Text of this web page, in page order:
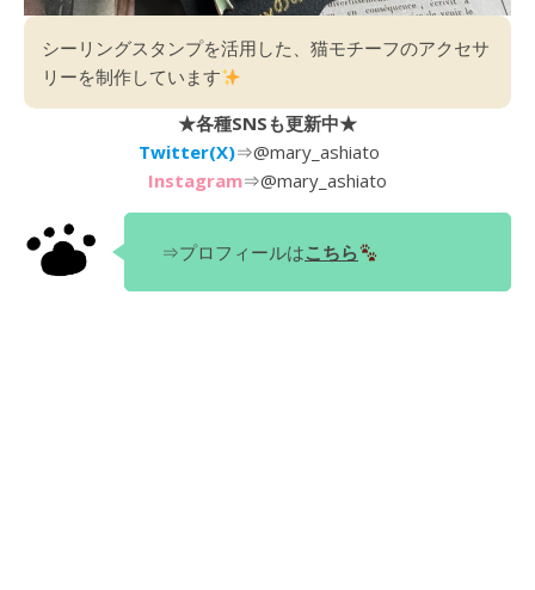
シーリングスタンプを活用した、猫モチーフのアクセサ
リーを制作しています
★各種SNSも更新中★
Twitter(X)⇒@mary_ashiato
Instagram⇒@mary_ashiato
⇒プロフィールはこちら